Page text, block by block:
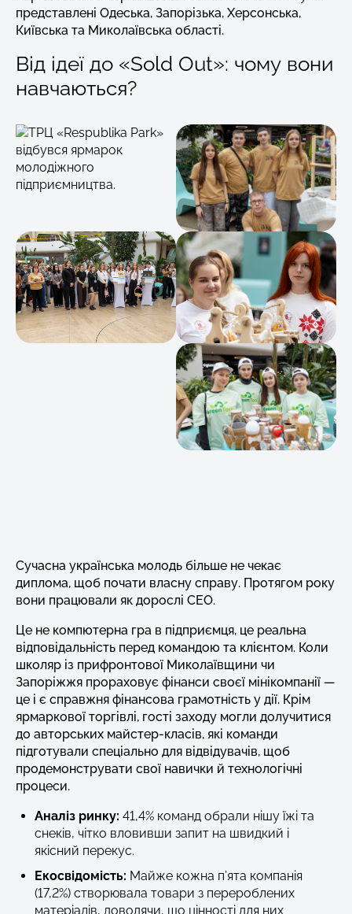
представлені Одеська, Запорізька, Херсонська,
Київська та Миколаївська області.
Від ідеї до «Sold Out»: чому вони
навчаються?
Сучасна українська молодь більше не чекає
диплома, щоб почати власну справу. Протягом року
вони працювали як дорослі CEO.
Це не компютерна гра в підприємця, це реальна
відповідальність перед командою та клієнтом. Коли
школяр із прифронтової Миколаївщини чи
Запоріжжя прораховує фінанси своєї мінікомпанії —
це і є справжня фінансова грамотність у дії. Крім
ярмаркової торгівлі, гості заходу могли долучитися
до авторських майстер-класів, які команди
підготували спеціально для відвідувачів, щоб
продемонструвати свої навички й технологічні
процеси.
Аналіз ринку: 41,4% команд обрали нішу їжі та
снеків, чітко вловивши запит на швидкий і
якісний перекус.
Екосвідомість: Майже кожна п’ята компанія
(17,2%) створювала товари з перероблених
матеріалів, доводячи, що цінності для них